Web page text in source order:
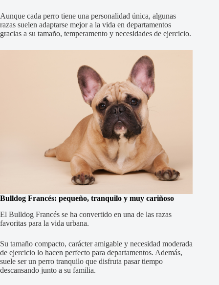
Aunque cada perro tiene una personalidad única, algunas
razas suelen adaptarse mejor a la vida en departamentos
gracias a su tamaño, temperamento y necesidades de ejercicio.
Bulldog Francés: pequeño, tranquilo y muy cariñoso
El Bulldog Francés se ha convertido en una de las razas
favoritas para la vida urbana.
Su tamaño compacto, carácter amigable y necesidad moderada
de ejercicio lo hacen perfecto para departamentos. Además,
suele ser un perro tranquilo que disfruta pasar tiempo
descansando junto a su familia.